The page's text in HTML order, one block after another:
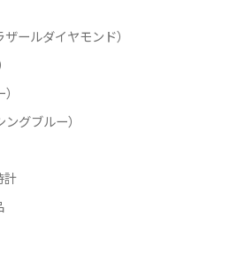
ールダイヤモンド）
グブルー）
計